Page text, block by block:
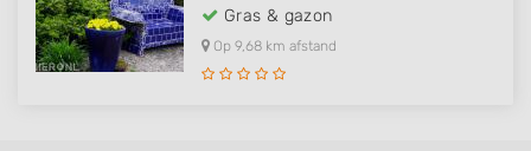
Gras & gazon
Op 9,68 km afstand